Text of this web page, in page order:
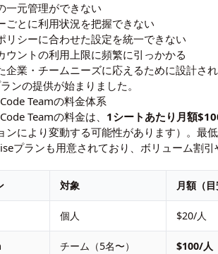
一元管理ができない
ごとに利用状況を把握できない
リシーに合わせた設定を統一できない
ウントの利用上限に頻繁に引っかかる
企業・チームニーズに応えるために設計さ
ンの提供が始まりました。
Teamの料金体系
Teamの料金は、 1シートあたり月額
ンにより変動する可能性があります）。最
プランも用意されており、ボリューム割引
対象 月額（目
個人 $20/人
チーム（5名〜）
$100/人